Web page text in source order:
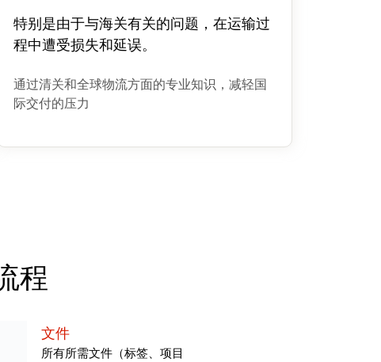
特别是由于与海关有关的问题，在运输过
程中遭受损失和延误。
通过清关和全球物流方面的专业知识，减轻国
际交付的压力
程
文件
所有所需文件（标签、项目